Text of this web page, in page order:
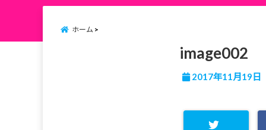
ホーム
image002
2017年11月19日